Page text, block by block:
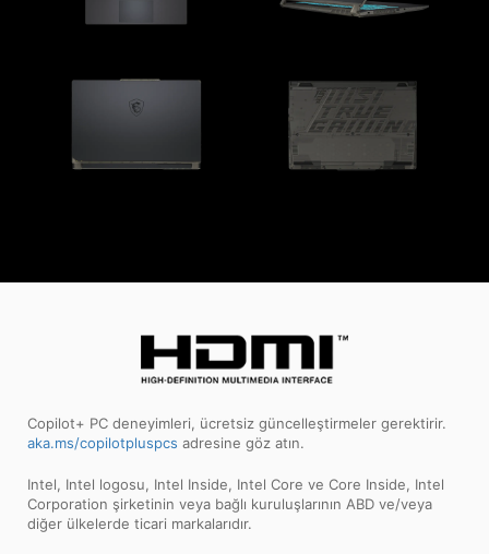
Copilot+ PC deneyimleri, ücretsiz güncelleştirmeler gerektirir.
aka.ms/copilotpluspcs adresine göz atın.
Intel, Intel logosu, Intel Inside, Intel Core ve Core Inside, Intel
Corporation şirketinin veya bağlı kuruluşlarının ABD ve/veya
diğer ülkelerde ticari markalarıdır.